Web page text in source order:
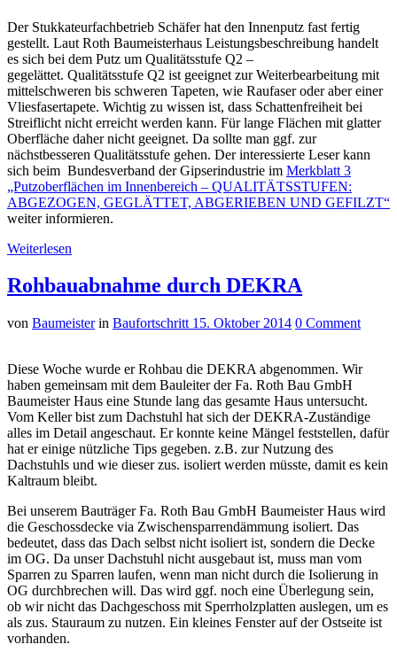
Der Stukkateurfachbetrieb Schäfer hat den Innenputz fast fertig
gestellt. Laut Roth Baumeisterhaus Leistungsbeschreibung handelt
es sich bei dem Putz um Qualitätsstufe Q2 –
gegelättet. Qualitätsstufe Q2 ist geeignet zur Weiterbearbeitung mit
mittelschweren bis schweren Tapeten, wie Raufaser oder aber einer
Vliesfasertapete. Wichtig zu wissen ist, dass Schattenfreiheit bei
Streiflicht nicht erreicht werden kann. Für lange Flächen mit glatter
Oberfläche daher nicht geeignet. Da sollte man ggf. zur
nächstbesseren Qualitätsstufe gehen. Der interessierte Leser kann
sich beim Bundesverband der Gipserindustrie im Merkblatt 3
„Putzoberflächen im Innenbereich – QUALITÄTSSTUFEN:
ABGEZOGEN, GEGLÄTTET, ABGERIEBEN UND GEFILZT“
weiter informieren.
Weiterlesen
Rohbauabnahme durch DEKRA
von Baumeisterin Baufortschritt 15. Oktober 2014 0 Comment
Diese Woche wurde er Rohbau die DEKRA abgenommen. Wir
haben gemeinsam mit dem Bauleiter der Fa. Roth Bau GmbH
Baumeister Haus eine Stunde lang das gesamte Haus untersucht.
Vom Keller bist zum Dachstuhl hat sich der DEKRA-Zuständige
alles im Detail angeschaut. Er konnte keine Mängel feststellen, dafür
hat er einige nützliche Tips gegeben. z.B. zur Nutzung des
Dachstuhls und wie dieser zus. isoliert werden müsste, damit es kein
Kaltraum bleibt.
Bei unserem Bauträger Fa. Roth Bau GmbH Baumeister Haus wird
die Geschossdecke via Zwischensparrendämmung isoliert. Das
bedeutet, dass das Dach selbst nicht isoliert ist, sondern die Decke
im OG. Da unser Dachstuhl nicht ausgebaut ist, muss man vom
Sparren zu Sparren laufen, wenn man nicht durch die Isolierung in
OG durchbrechen will. Das wird ggf. noch eine Überlegung sein,
ob wir nicht das Dachgeschoss mit Sperrholzplatten auslegen, um es
als zus. Stauraum zu nutzen. Ein kleines Fenster auf der Ostseite ist
vorhanden.